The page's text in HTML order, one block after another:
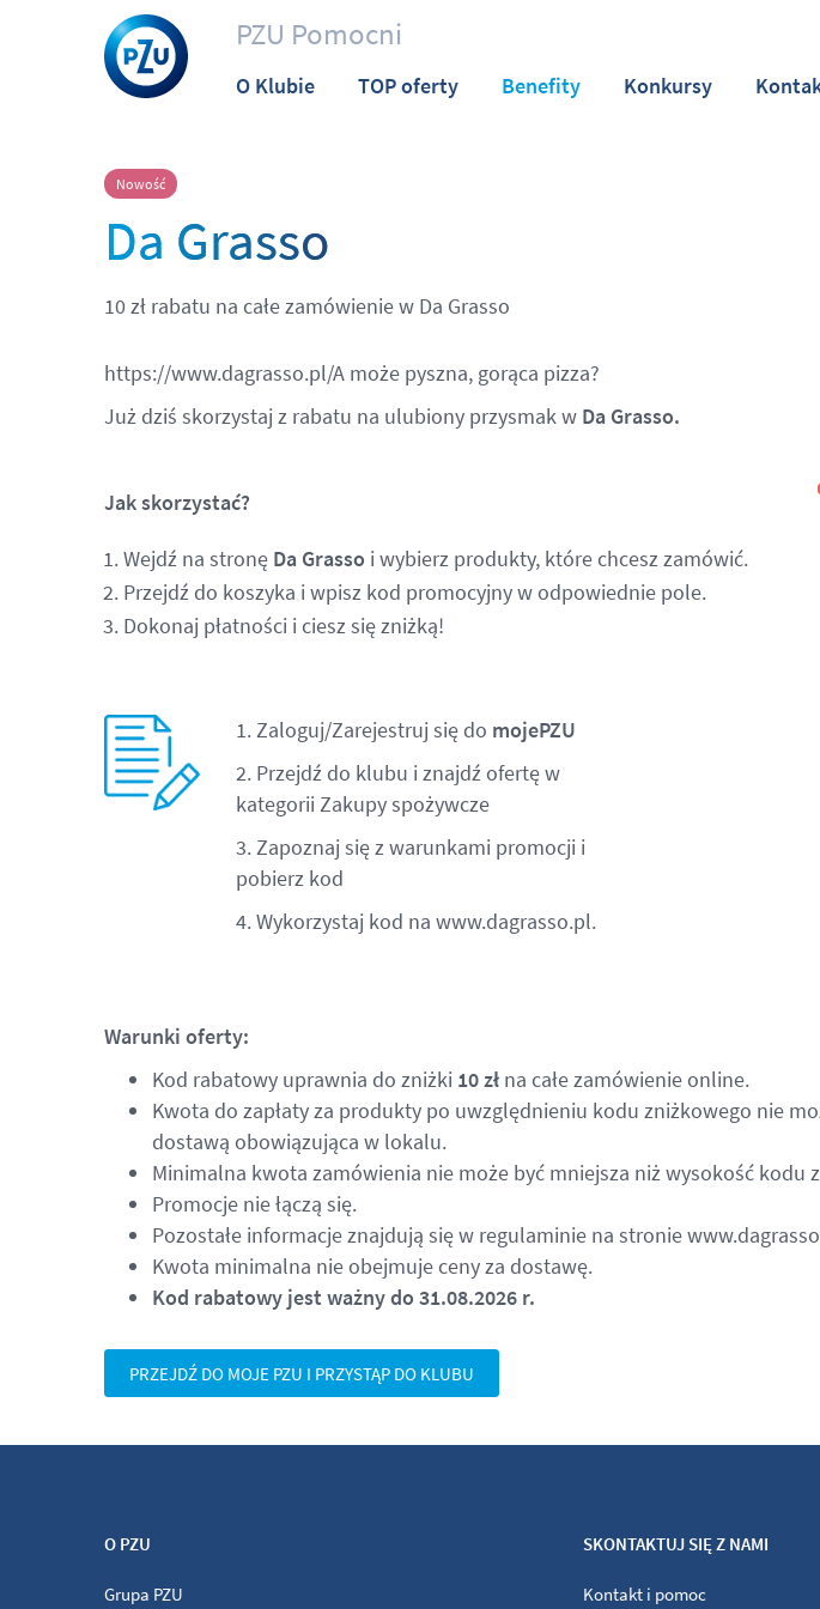
PZU Pomocni
O Klubie TOP oferty Benefity Konkursy
Nowość
Da Grasso
10 zł rabatu na całe zamówienie w Da Grasso
https://www.dagrasso.pl/A może pyszna, gorąca pizza?
Już dziś skorzystaj z rabatu na ulubiony przysmak w Da Grasso.
Jak skorzystać?
Wejdź na stronę Da Grasso i wybierz produkty, które chcesz zamówić.
Przejdź do koszyka i wpisz kod promocyjny w odpowiednie pole.
Dokonaj płatności i ciesz się zniżką!
1. Zaloguj/Zarejestruj się do mojePZU
2. Przejdź do klubu i znajdź ofertę w
kategorii Zakupy spożywcze
3. Zapoznaj się z warunkami promocji i
pobierz kod
4. Wykorzystaj kod na www.dagrasso.pl.
Warunki oferty:
Kod rabatowy uprawnia do zniżki 10 zł na całe zamówienie online.
Kwota do zapłaty za produkty po uwzględnieniu kodu zniżkowego nie
dostawą obowiązująca w lokalu.
Minimalna kwota zamówienia nie może być mniejsza niż wysokość kodu
Promocje nie łączą się.
Pozostałe informacje znajdują się w regulaminie na stronie
Kwota minimalna nie obejmuje ceny za dostawę.
Kod rabatowy jest ważny do 31.08.2026 r.
PRZEJDŹ DO MOJE PZU I PRZYSTĄP DO KLUBU
O PZU
Grupa PZU
SKONTAKTUJ SIĘ Z NAMI
Kontakt i pomoc